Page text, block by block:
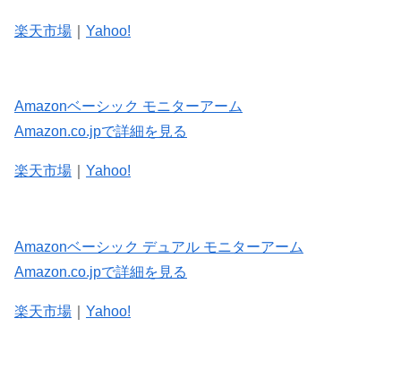
楽天市場 Yahoo!
Amazonベーシック モニターアーム
Amazon.co.jpで詳細を見る
楽天市場 Yahoo!
Amazonベーシック デュアル モニターアーム
Amazon.co.jpで詳細を見る
楽天市場 Yahoo!